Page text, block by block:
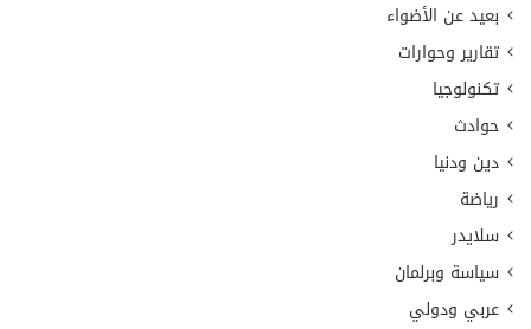
بعيد عن الأضواء
تقارير وحوارات
تكنولوجيا
حوادث
دين ودنيا
رياضة
سلايدر
سياسة وبرلمان
عربي ودولي